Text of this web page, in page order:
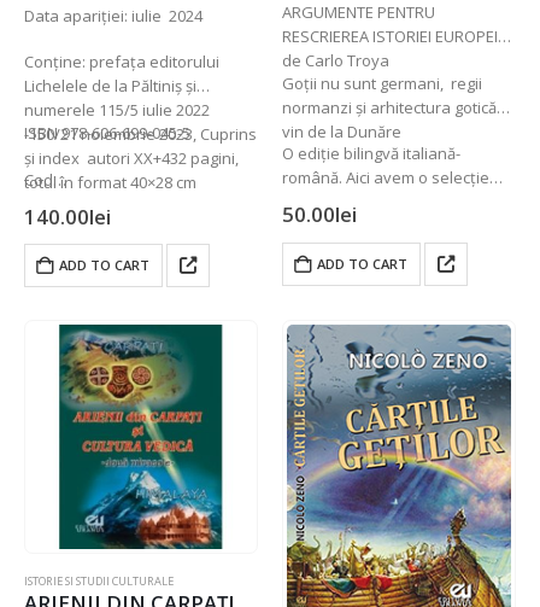
Data apariției: iulie 2024
Conține: prefața editorului
Lichelele de la Păltiniș și
numerele 115/5 iulie 2022
-150/21 noiembrie 2023, Cuprins
și index autori XX+432 pagini,
totul în format 40×28 cm
ISBN 978-606-699-045-5
Cod…
140.00lei
ADD TO CART
ARGUMENTE PENTRU
RESCRIEREA ISTORIEI EUROPEI
de Carlo Troya
Goții nu sunt germani, regii
normanzi și arhitectura gotică
vin de la Dunăre
O ediție bilingvă italiană-
română. Aici avem o selecție
50.00lei
ADD TO CART
ISTORIE SI STUDII CULTURALE